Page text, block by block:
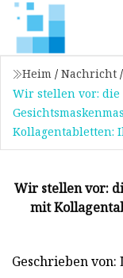
Heim / Nachricht /
Wir stellen vor: die
Kollagentabletten:
Wir stellen vor:
mit
Geschrieben